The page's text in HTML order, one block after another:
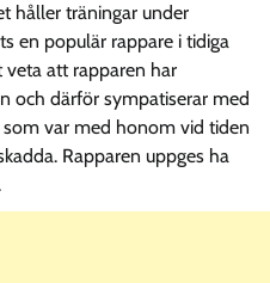
håller träningar under
en populär rappare i tidiga
veta att rapparen har
och därför sympatiserar med
var med honom vid tiden
Rapparen uppges ha